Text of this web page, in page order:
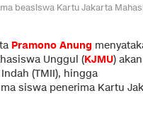
beasiswa Kartu Jakarta
Pramono Anung
Unggul (KJMU)
(TMII), hingga
siswa penerima Kartu